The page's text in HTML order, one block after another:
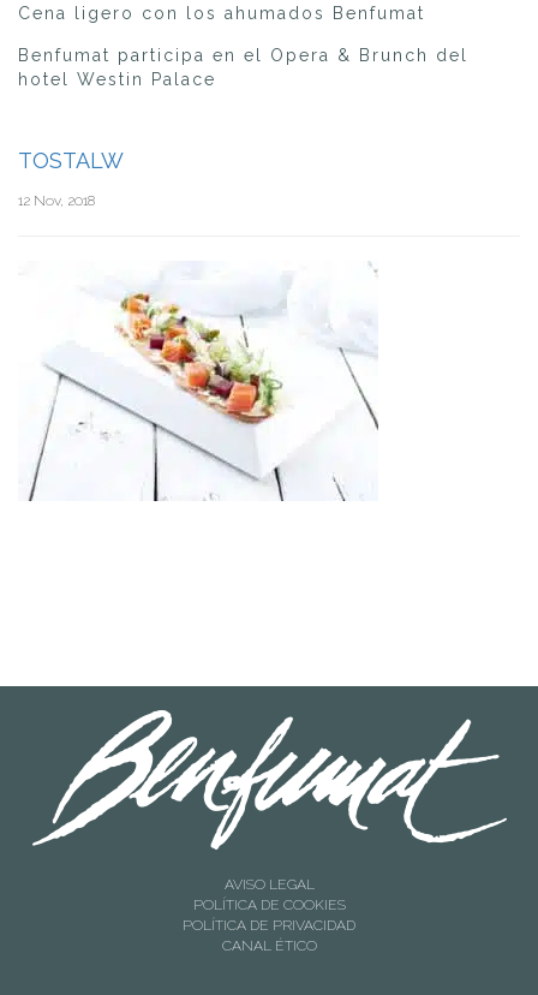
Cena ligero con los ahumados Benfumat
Benfumat participa en el Opera & Brunch del
hotel Westin Palace
TOSTALW
12 Nov, 2018
AVISO LEGAL
POLÍTICA DE COOKIES
POLÍTICA DE PRIVACIDAD
CANAL ÉTICO